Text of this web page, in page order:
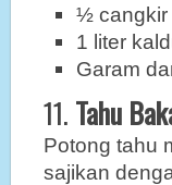
½ cangkir
1 liter
Garam
11. Tahu
Potong tahu
sajikan